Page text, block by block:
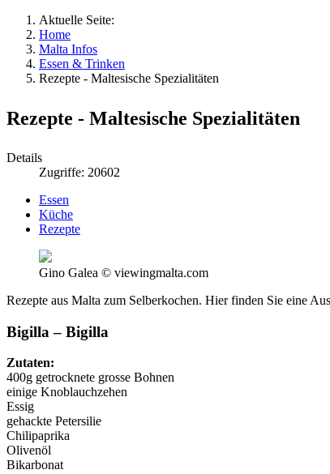
Aktuelle Seite:
Home
Malta Infos
Essen & Trinken
Rezepte - Maltesische Spezialitäten
Rezepte - Maltesische Spezialitäten
Details
Zugriffe: 20602
Essen
Küche
Rezepte
Gino Galea © viewingmalta.com
Rezepte aus Malta zum Selberkochen. Hier finden Sie eine
Bigilla – Bigilla
Zutaten:
400g getrocknete grosse Bohnen
einige Knoblauchzehen
Essig
gehackte Petersilie
Chilipaprika
Olivenöl
Bikarbonat